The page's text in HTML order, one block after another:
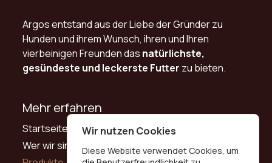
Argos entstand aus der Liebe der Gründer zu
Hunden und ihrem Wunsch, ihren und Ihren
vierbeinigen Freunden das natürlichste,
gesündeste und leckerste Futter zu bieten.
Mehr erfahren
Startseite
Wer wir sind
Wir nutzen Cookies
Diese Website verwendet Cookies, um